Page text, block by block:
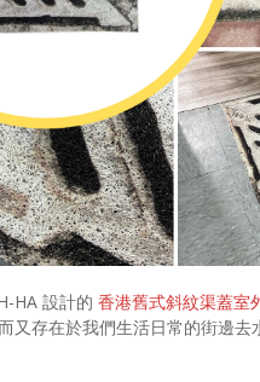
HA 設計的 香港舊式斜紋渠蓋室
又存在於我們生活日常的街邊